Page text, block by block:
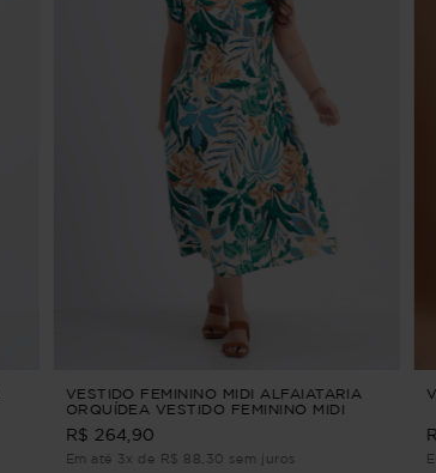
VESTIDO FEMININO MIDI ALFAIATARIA
ORQUÍDEA VESTIDO FEMININO MIDI
ALFAIATARIA Azul M
R$ 264,90
Em até 3x de R$ 88,30 sem juros